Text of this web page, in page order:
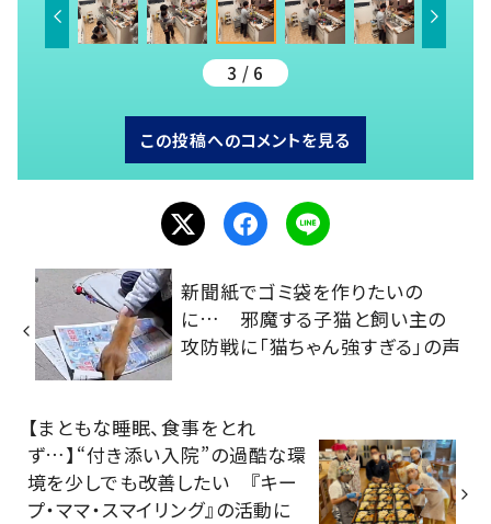
3 / 6
この投稿へのコメントを見る
新聞紙でゴミ袋を作りたいの
に… 邪魔する子猫と飼い主の
攻防戦に「猫ちゃん強すぎる」の声
【まともな睡眠、食事をとれ
ず…】“付き添い入院”の過酷な環
境を少しでも改善したい 『キー
プ・ママ・スマイリング』の活動に